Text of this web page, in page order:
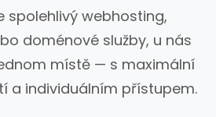
spolehlivý webhosting,
doménové služby, u nás
místě — s maximální
a individuálním přístupem.